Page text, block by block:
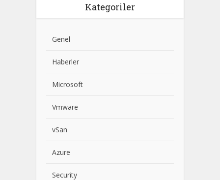
Kategoriler
Genel
Haberler
Microsoft
Vmware
vSan
Azure
Security